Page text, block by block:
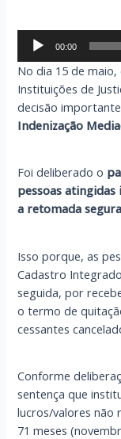
Tocador
áudio
00:00
No dia 15 de
Instituições de
decisão
Indenização
Foi deliberado o
pessoas
a retomada
Isso porque, as
Cadastro
seguida, por
o termo de
cessantes
Conforme
sentença que
lucros/valores não
71 meses